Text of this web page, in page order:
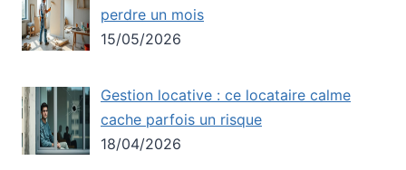
perdre un mois
15/05/2026
Gestion locative : ce locataire calme
cache parfois un risque
18/04/2026